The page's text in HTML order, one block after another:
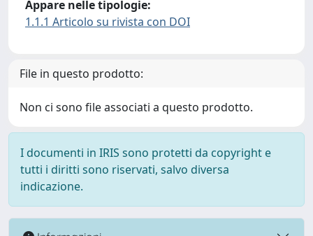
Appare nelle tipologie:
1.1.1 Articolo su rivista con DOI
File in questo prodotto:
Non ci sono file associati a questo prodotto.
I documenti in IRIS sono protetti da copyright e
tutti i diritti sono riservati, salvo diversa
indicazione.